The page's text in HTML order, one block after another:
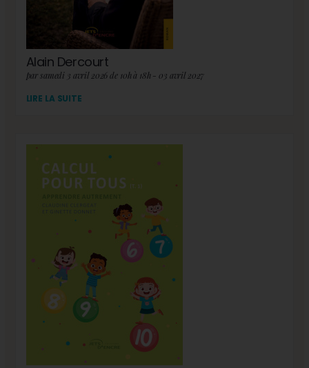
Alain Dercourt
par samedi 3 avril 2026 de 10h à 18h - 03 avril 2027
LIRE LA SUITE